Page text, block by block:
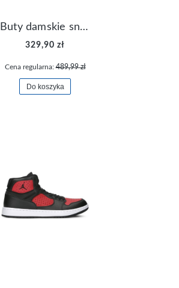
Buty damskie sneakersy Nike M2K Tekno AO3108-006
329,90 zł
Cena regularna:489,99 zł
Do koszyka